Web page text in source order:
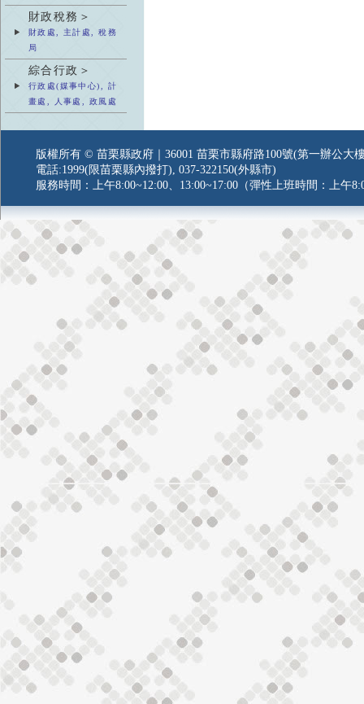
財政稅務＞
財政處, 主計處, 稅務
局
綜合行政＞
行政處(媒事中心), 計
畫處, 人事處, 政風處
版權所有 © 苗栗縣政府｜36001 苗栗市縣府路100號(第一辦公大
電話:1999(限苗栗縣內撥打), 037-322150(外縣市)
服務時間：上午8:00~12:00、13:00~17:00（彈性上班時間：上午